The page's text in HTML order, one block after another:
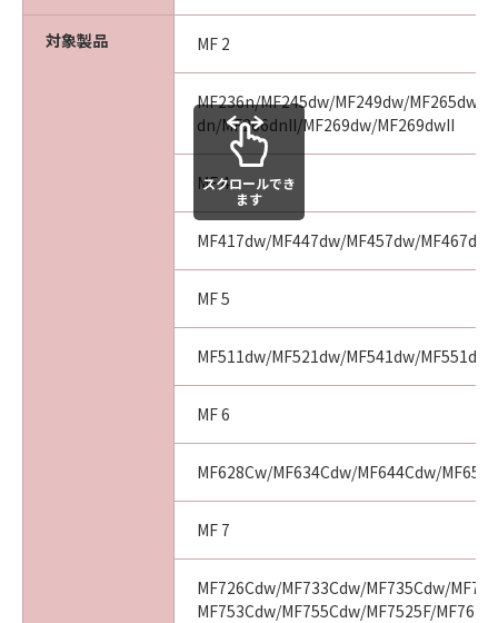
対象製品 MF 2
MF236n/MF245dw/MF249dw/MF265dw/
dn/MF266dnII/MF269dw/MF269dwII
MF 4
MF417dw/MF447dw/MF457dw/MF467dw
MF 5
MF511dw/MF521dw/MF541dw/MF551dw
MF 6
MF628Cw/MF634Cdw/MF644Cdw/
MF 7
MF726Cdw/MF733Cdw/MF735Cdw/
MF753Cdw/MF755Cdw/MF7525F/
スクロールでき
ます